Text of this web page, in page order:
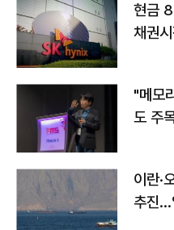
현금
채권
"메모
도 주
이란·
추진…